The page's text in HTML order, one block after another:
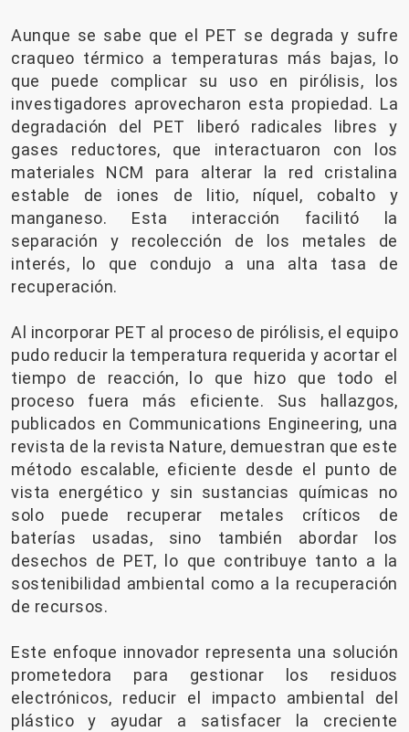
Aunque se sabe que el PET se degrada y sufre
craqueo térmico a temperaturas más bajas, lo
que puede complicar su uso en pirólisis, los
investigadores aprovecharon esta propiedad. La
degradación del PET liberó radicales libres y
gases reductores, que interactuaron con los
materiales NCM para alterar la red cristalina
estable de iones de litio, níquel, cobalto y
manganeso. Esta interacción facilitó la
separación y recolección de los metales de
interés, lo que condujo a una alta tasa de
recuperación.
Al incorporar PET al proceso de pirólisis, el equipo
pudo reducir la temperatura requerida y acortar el
tiempo de reacción, lo que hizo que todo el
proceso fuera más eficiente. Sus hallazgos,
publicados en Communications Engineering, una
revista de la revista Nature, demuestran que este
método escalable, eficiente desde el punto de
vista energético y sin sustancias químicas no
solo puede recuperar metales críticos de
baterías usadas, sino también abordar los
desechos de PET, lo que contribuye tanto a la
sostenibilidad ambiental como a la recuperación
de recursos.
Este enfoque innovador representa una solución
prometedora para gestionar los residuos
electrónicos, reducir el impacto ambiental del
plástico y ayudar a satisfacer la creciente